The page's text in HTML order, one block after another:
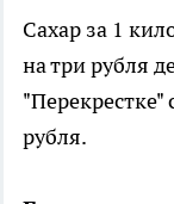
Сахар за 1
на три рубля
"Перекрестке"
рубля.